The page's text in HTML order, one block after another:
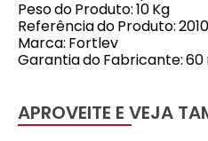
Peso do Produto: 10 Kg
Referência do Produto:
Marca: Fortlev
Garantia do Fabricante:
APROVEITE E VEJA